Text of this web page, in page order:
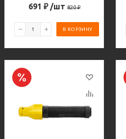
691 ₽ /шт 820₽
В КОРЗИНУ